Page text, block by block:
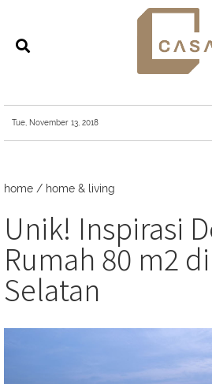
Tue, November 13, 2018
home / home & living
Unik! Inspirasi
Rumah 80 m2
Selatan